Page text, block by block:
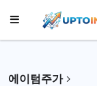
에이텀주가